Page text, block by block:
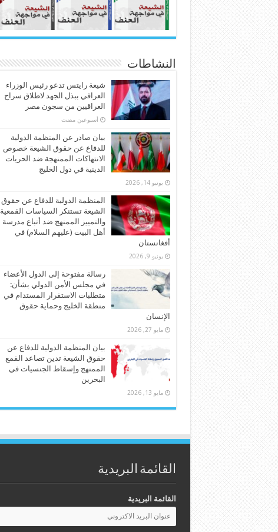
النشاطات
شيعة رايتس تدعو رئيس الوزراء
العراقي ببذل الجهد لاطلاق سراح
العراقيين من سجون مصر
‏أسبوعين مضت
بيان صادر عن المنظمة الدولية
للدفاع عن حقوق الشيعة خصوص
الانتهاكات الممنهجة ضد الحريات
الدينية في دول الخليج
يونيو 14, 2026
المنظمة الدولية للدفاع عن حقوق
الشيعة تستنكر السياسات القمعية
والتمييز الممنهج ضد أتباع مدرسة
أهل البيت (عليهم السلام) في
أفغانستان
يونيو 9, 2026
رسالة مفتوحة إلى الدول الأعضاء
في مجلس الأمن الدولي بشأن:
متطلبات الاستقرار المستدام في
منطقة الخليج وحماية حقوق
الإنسان
مايو 27, 2026
بيان المنظمة الدولية للدفاع عن
حقوق الشيعة تدين تصاعد القمع
الممنهج وإسقاط الجنسيات في
البحرين
مايو 13, 2026
القائمة البريدية
القائمة البريدية